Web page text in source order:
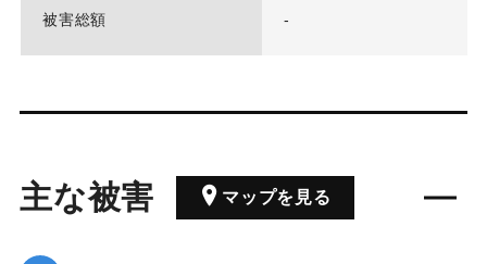
被害総額 -
主な被害 マップを見る